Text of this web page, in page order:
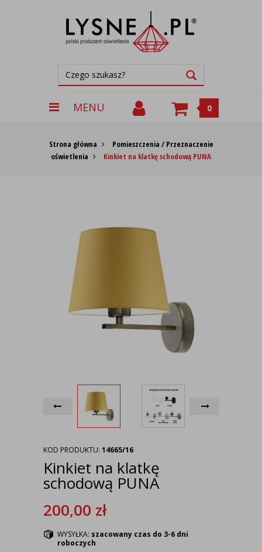
MENU 0
Strona główna
Pomieszczenia / Przeznaczenie
oświetlenia
Kinkiet na klatkę schodową PUNA
KOD PRODUKTU: 14665/16
Kinkiet na klatkę
schodową PUNA
200,00 zł
WYSYŁKA: szacowany czas do 3-6 dni
roboczych